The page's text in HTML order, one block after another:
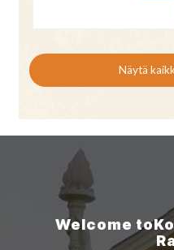
Näytä
Welcome to